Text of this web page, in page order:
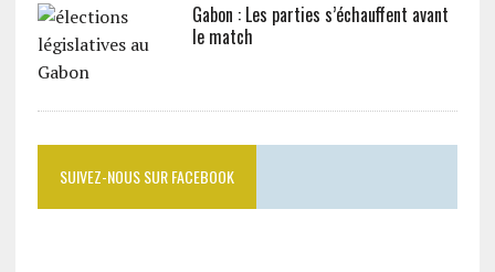
Gabon : Les parties s’échauffent avant
le match
SUIVEZ-NOUS SUR FACEBOOK